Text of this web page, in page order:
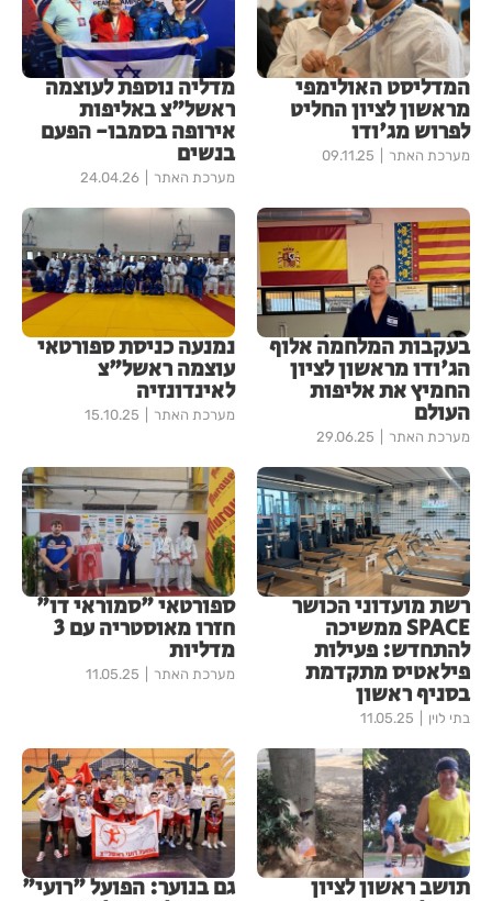
המדליסט האולימפי
מראשון לציון החליט
לפרוש מג'ודו
מערכת האתר 09.11.25
מדליה נוספת לעוצמה
ראשל"צ באליפות
אירופה בסמבו- הפעם
בנשים
מערכת האתר 24.04.26
בעקבות המלחמה אלוף
הג'ודו מראשון לציון
החמיץ את אליפות
העולם
מערכת האתר 29.06.25
נמנעה כניסת ספורטאי
עוצמה ראשל"צ
לאינדונזיה
מערכת האתר 15.10.25
רשת מועדוני הכושר
SPACE ממשיכה
להתחדש: פעילות
פילאטיס מתקדמת
בסניף ראשון
בתי לוין 11.05.25
ספורטאי "סמוראי דו"
חזרו מאוסטריה עם 3
מדליות
מערכת האתר 11.05.25
תושב ראשון לציון גם בנוער: הפועל "רועי"